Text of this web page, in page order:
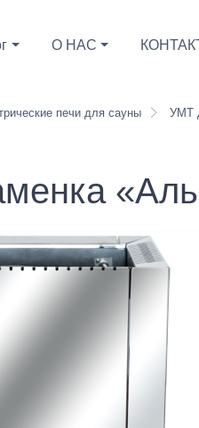
О НАС
печи для сауны УМТ